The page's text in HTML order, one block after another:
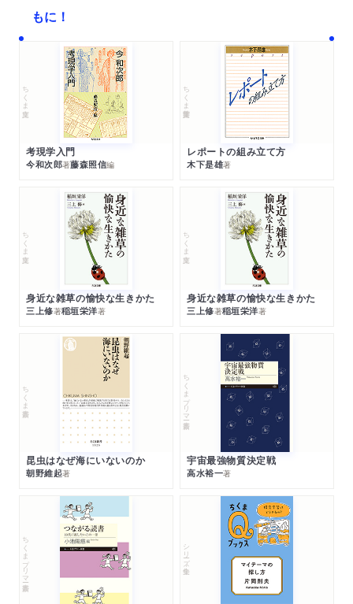
もに！
ちくま文庫
考現学入門
今和次郎著藤森照信編
ちくま学芸文庫
レポートの組み立て方
木下是雄著
ちくま文庫
身近な雑草の愉快な生きかた
三上修著稲垣栄洋著
ちくま文庫
身近な雑草の愉快な生きかた
三上修著稲垣栄洋著
ちくま新書
昆虫はなぜ海にいないのか
朝野維起著
ちくまプリマー新書
宇宙最強物質決定戦
高水裕一著
ちくまプリマー新書 シリーズ・全集